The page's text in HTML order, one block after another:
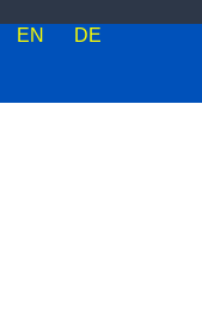
EN DE